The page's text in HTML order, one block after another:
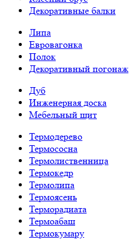
Декоративные балки
Липа
Евровагонка
Полок
Декоративный погонаж
Дуб
Инженерная доска
Мебельный щит
Термодерево
Термососна
Термолиственница
Термокедр
Термолипа
Термоясень
Терморадиата
Термоабаш
Термокумару